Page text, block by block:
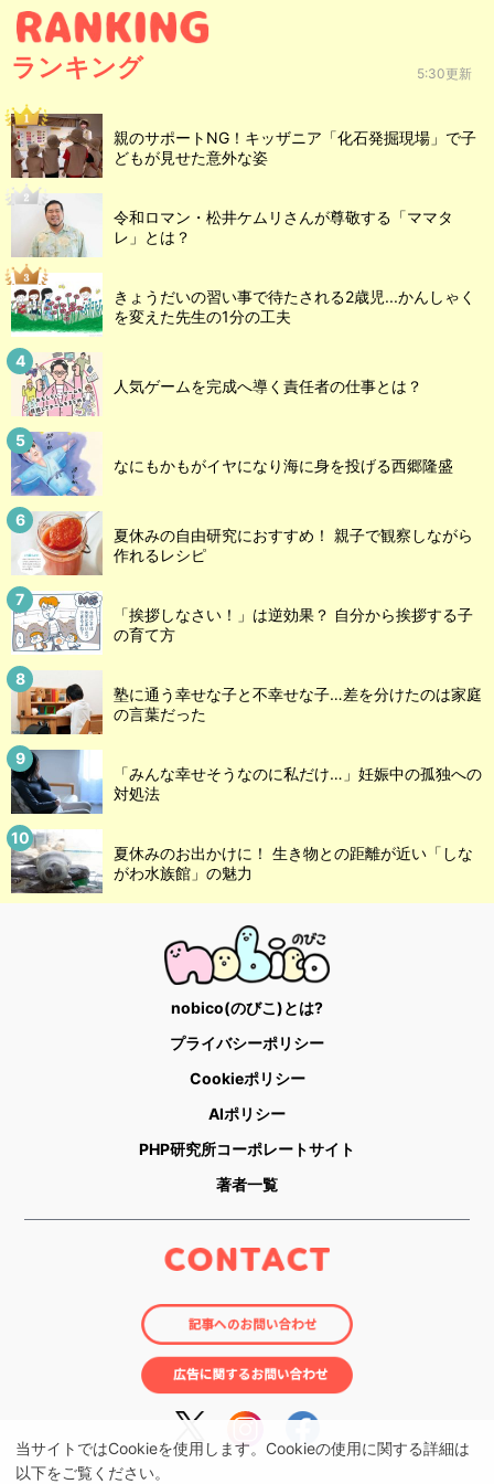
当サイトではCookieを使用します。Cookieの使用に関する詳細は
以下をご覧ください。
ランキング 5:30更新
親のサポートNG！キッザニア「化石発掘現場」で子
どもが見せた意外な姿
令和ロマン・松井ケムリさんが尊敬する「ママタ
レ」とは？
きょうだいの習い事で待たされる2歳児...かんしゃく
を変えた先生の1分の工夫
人気ゲームを完成へ導く責任者の仕事とは？
なにもかもがイヤになり海に身を投げる西郷隆盛
夏休みの自由研究におすすめ！ 親子で観察しながら
作れるレシピ
「挨拶しなさい！」は逆効果？ 自分から挨拶する子
の育て方
塾に通う幸せな子と不幸せな子…差を分けたのは家庭
の言葉だった
「みんな幸せそうなのに私だけ…」妊娠中の孤独への
対処法
夏休みのお出かけに！ 生き物との距離が近い「しな
がわ水族館」の魅力
nobico(のびこ)とは?
プライバシーポリシー
Cookieポリシー
AIポリシー
PHP研究所コーポレートサイト
著者一覧